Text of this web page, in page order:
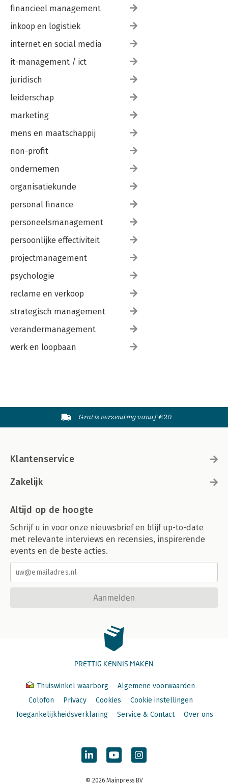
financieel management
inkoop en logistiek
internet en social media
it-management / ict
juridisch
leiderschap
marketing
mens en maatschappij
non-profit
ondernemen
organisatiekunde
personal finance
personeelsmanagement
persoonlijke effectiviteit
projectmanagement
psychologie
reclame en verkoop
strategisch management
verandermanagement
werk en loopbaan
Gratis verzending vanaf €20
Klantenservice
Zakelijk
Altijd op de hoogte
Schrijf u in voor onze nieuwsbrief en blijf up-to-date
met relevante interviews en recensies, inspirerende
events en de beste acties.
Aanmelden
PRETTIG KENNIS MAKEN
Thuiswinkel waarborg
Algemene voorwaarden
Colofon
Privacy Cookies
Cookie instellingen
Toegankelijkheidsverklaring
Service & Contact Over ons
© 2026 Mainpress BV